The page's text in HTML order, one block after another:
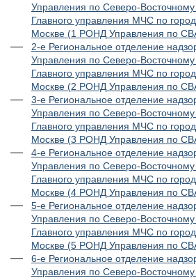
Управления по Северо-Восточному
Главного управления МЧС по
Москве (1 РОНД Управления по
2-е Региональное отделение
Управления по Северо-Восточному
Главного управления МЧС по
Москве (2 РОНД Управления по
3-е Региональное отделение
Управления по Северо-Восточному
Главного управления МЧС по
Москве (3 РОНД Управления по
4-е Региональное отделение
Управления по Северо-Восточному
Главного управления МЧС по
Москве (4 РОНД Управления по
5-е Региональное отделение
Управления по Северо-Восточному
Главного управления МЧС по
Москве (5 РОНД Управления по
6-е Региональное отделение
Управления по Северо-Восточному